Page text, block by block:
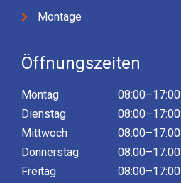
Montage
Öffnungszeiten
Montag
Dienstag
Mittwoch
Donnerstag
Freitag
08:00–17:00
08:00–17:00
08:00–17:00
08:00–17:00
08:00–17:00